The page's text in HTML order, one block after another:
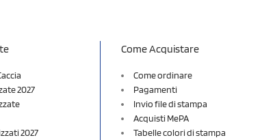
2027
2027
Come Acquistare
Come ordinare
Pagamenti
Invio file di stampa
Acquisti MePA
Tabelle colori di stampa